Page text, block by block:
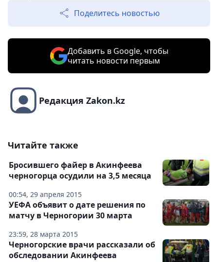
Поделитесь новостью
Добавить в Google, чтобы
читать новости первым
Редакция Zakon.kz
Читайте также
00:54, 29 апреля 2015
Бросившего файер в Акинфеева
черногорца осудили на 3,5 месяца
23:59, 28 марта 2015
УЕФА объявит о дате решения по
матчу в Черногории 30 марта
Черногорские врачи рассказали об
обследовании Акинфеева